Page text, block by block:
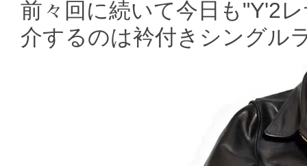
前々回に続いて今日も"Y'2
介するのは衿付きシングル